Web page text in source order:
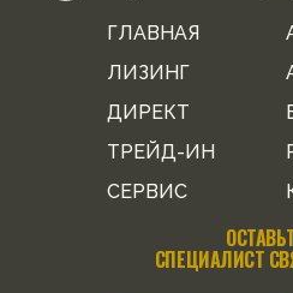
ГЛАВНАЯ
ЛИЗИНГ
ДИРЕКТ
ТРЕЙД-ИН
СЕРВИС
СПЕЦИАЛИСТ